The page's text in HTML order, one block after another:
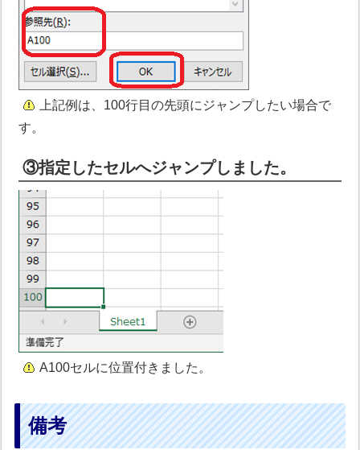
上記例は、100行目の先頭にジャンプしたい場合で
す。
③指定したセルへジャンプしました。
A100セルに位置付きました。
備考